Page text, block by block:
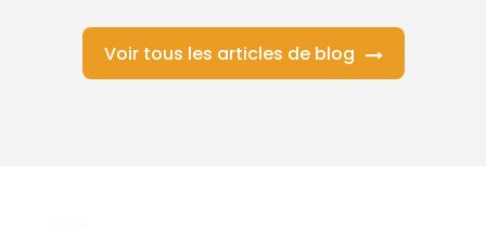
Voir tous les articles de blog